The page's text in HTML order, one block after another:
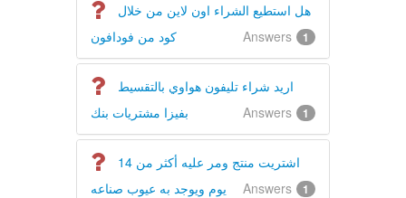
هل استطيع الشراء اون لاين من خلال
كود من فودافون
Answers 1
اريد شراء تليفون هواوي بالتقسيط
بفيزا مشتريات بنك
Answers 1
اشتريت منتج ومر عليه أكثر من 14
يوم ويوجد به عيوب صناعه
Answers 1